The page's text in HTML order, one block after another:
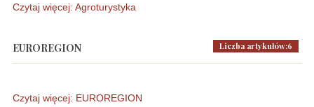
Czytaj więcej: Agroturystyka
EUROREGION Liczba artykułów:6
Czytaj więcej: EUROREGION